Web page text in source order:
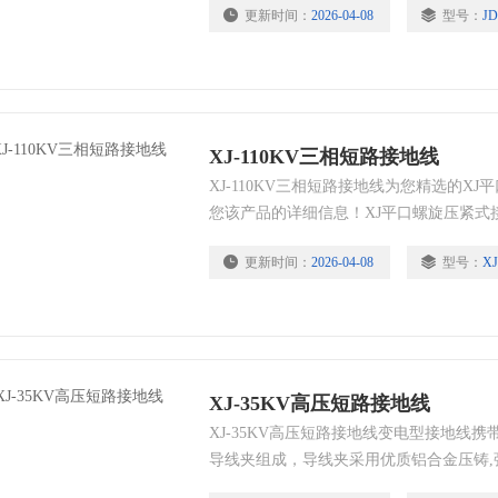
轻、色彩鲜明、外表光滑}
更新时间： 2026-04-08 型号：
XJ-110KV三相短路接地线
XJ-110KV三相短路接地线为您精选的XJ
您该产品的详细信息！XJ平口螺旋压紧
更新时间： 2026-04-08 型号：
XJ-35KV高压短路接地线
XJ-35KV高压短路接地线变电型接地线携
导线夹组成，导线夹采用优质铝合金压铸